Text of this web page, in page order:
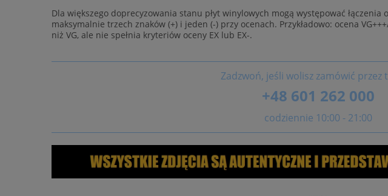
Dla większego doprecyzowania stanu płyt winylowych mogą występować
maksymalnie trzech znaków (+) i jeden (-) przy ocenach. Przykładowo: ocena
niż VG, ale nie spełnia kryteriów oceny EX lub EX-.
Zadzwoń, jeśli wolisz zamówić przez
+48 601 262 000
codziennie 10:00 - 21:00